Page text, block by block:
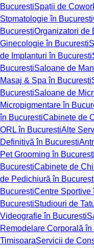
BucureștiSpații de
Stomatologie în București
BucureștiOrganizatori de
Ginecologie în București
de Implanturi în București
BucureștiSaloane de
Masaj & Spa în București
BucureștiSaloane de
Micropigmentare în
în BucureștiCabinete de
ORL în BucureștiAlte
Definitivă în București
Pet Grooming în București
BucureștiCabinete de
de Pedichiură în
BucureștiCentre Sportive
BucureștiStudiouri de
Videografie în București
Remodelare Corporală în
TimișoaraServicii de